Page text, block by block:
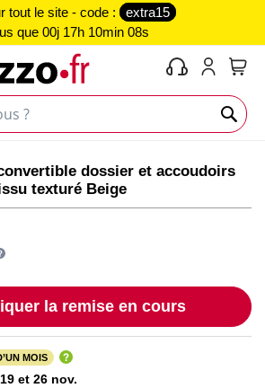
tout le site - code :
extra15
que 00j 17h 10min 08s
dossier et accoudoirs
texturé Beige
la remise en cours
MOIS
19 et 26 nov.